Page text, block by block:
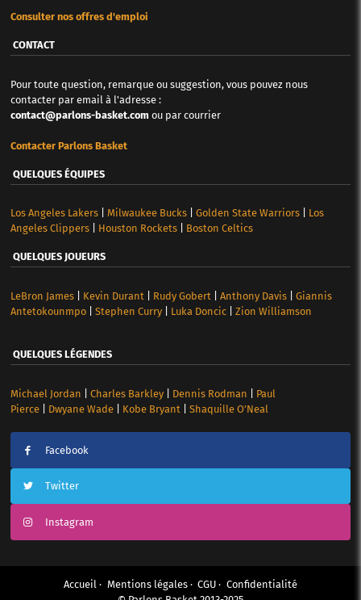
Consulter nos offres d'emploi
CONTACT
Pour toute question, remarque ou suggestion, vous pouvez nous
contacter par email à l'adresse :
contact@parlons-basket.com ou par courrier
Contacter Parlons Basket
QUELQUES ÉQUIPES
Los Angeles Lakers| Milwaukee Bucks| Golden State Warriors| Los
Angeles Clippers| Houston Rockets| Boston Celtics
QUELQUES JOUEURS
LeBron James| Kevin Durant Rudy Gobert Anthony Davis| Giannis
Antetokounmpo| Stephen Curry| Luka Doncic| Zion Williamson
QUELQUES LÉGENDES
Michael Jordan Charles Barkley| Dennis Rodman
Paul
Pierce| Dwyane Wade| Kobe Bryant Shaquille O’Neal
Facebook
Twitter
Instagram
Accueil Mentions légales CGU
Confidentialité